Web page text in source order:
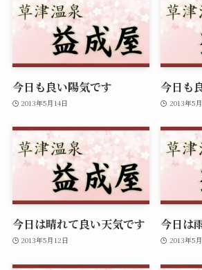
今日も良い陽気です
2013年5月14日
今日も
2013年5
今日は晴れて良い天気です
2013年5月12日
今日は
2013年5